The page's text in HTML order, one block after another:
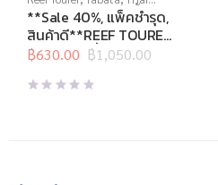
Sports Brand,กีฬาทางน้ำ,
หน้ากากดำน้ำ,อุปกรณ์ดำน้ำ
**Sale 40%, แพ็คชำรุด,
สินค้าดี**REEF TOURER
หน้ากากดำน้ำชุด สำหรับ
RC9201
฿1,050.00
Original
price
was:
฿630.00
Current
price
is: